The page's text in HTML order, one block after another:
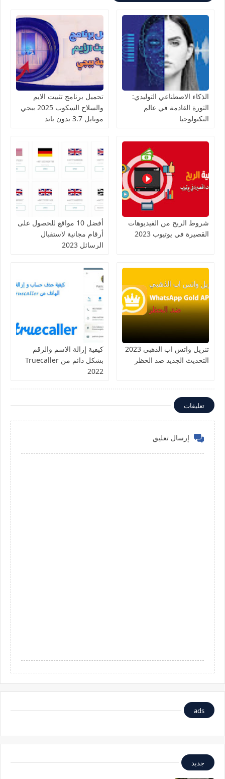
الذكاء الاصطناعي التوليدي:
الثورة القادمة في عالم
التكنولوجيا
تحميل برنامج تثبيت الايم
والسلاح السكوب 2025 ببجي
موبايل 3.7 بدون باند
شروط الربح من الفيديوهات
القصيرة في يوتيوب 2023
أفضل 10 مواقع للحصول على
أرقام مجانية لاستقبال
الرسائل 2023
تنزيل واتس اب الذهبي 2023
التحديث الجديد ضد الحظر
كيفية إزالة الاسم والرقم
بشكل دائم من Truecaller
2022
تعليقات
إرسال تعليق
ads
جديد